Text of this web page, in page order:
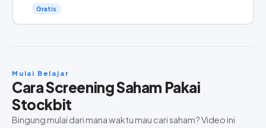
Gratis
Mulai Belajar
Cara Screening Saham Pakai
Stockbit
Bingung mulai dari mana waktu mau cari saham? Video ini